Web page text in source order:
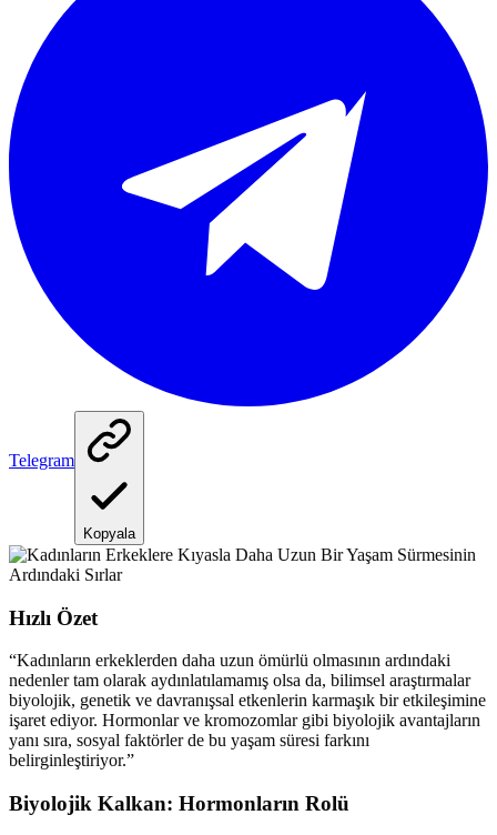
Telegram
Kopyala
Hızlı Özet
“Kadınların erkeklerden daha uzun ömürlü olmasının ardındaki
nedenler tam olarak aydınlatılamamış olsa da, bilimsel araştırmalar
biyolojik, genetik ve davranışsal etkenlerin karmaşık bir etkileşimine
işaret ediyor. Hormonlar ve kromozomlar gibi biyolojik avantajların
yanı sıra, sosyal faktörler de bu yaşam süresi farkını
belirginleştiriyor.”
Biyolojik Kalkan: Hormonların Rolü